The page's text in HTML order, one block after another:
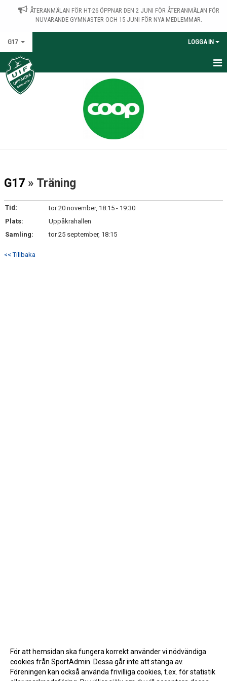
ÅTERANMÄLAN FÖR HT-26 ÖPPNAR DEN 2 JUNI FÖR ÅTERANMÄLAN FÖR
NUVARANDE GYMNASTER OCH 15 JUNI FÖR NYA MEDLEMMAR.
G17 LOGGA IN
HEM
G17 » Träning
Tid:
tor 20 november, 18:15 - 19:30
Plats:
Uppåkrahallen
Samling:
tor 25 september, 18:15
<< Tillbaka
För att hemsidan ska fungera korrekt använder vi nödvändiga
cookies från SportAdmin. Dessa går inte att stänga av.
Föreningen kan också använda frivilliga cookies, t.ex. för statistik